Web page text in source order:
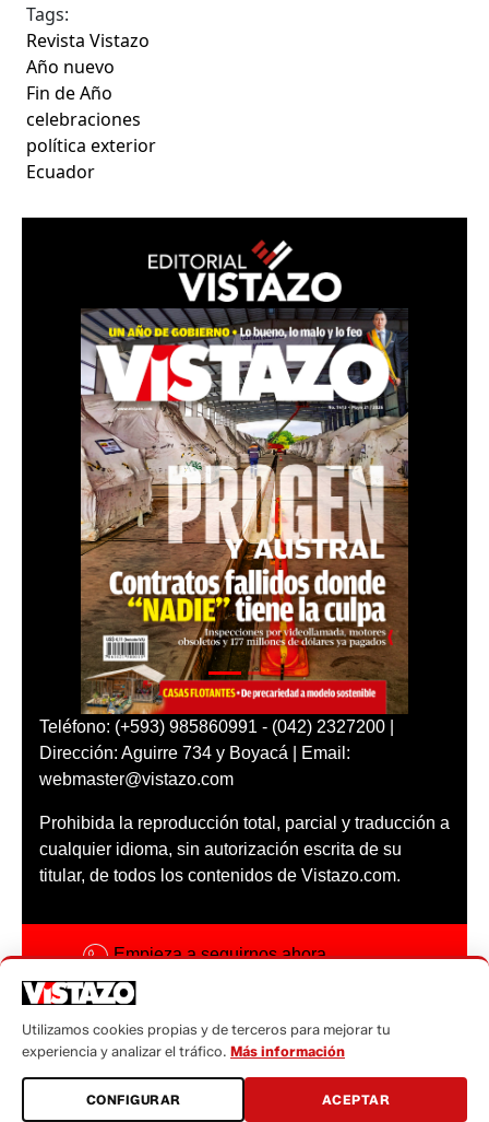
Tags:
Revista Vistazo
Año nuevo
Fin de Año
celebraciones
política exterior
Ecuador
Teléfono: (+593) 985860991 - (042) 2327200 |
Dirección: Aguirre 734 y Boyacá | Email:
webmaster@vistazo.com
Prohibida la reproducción total, parcial y traducción a
cualquier idioma, sin autorización escrita de su
titular, de todos los contenidos de Vistazo.com.
Empieza a seguirnos ahora
Código ética
Sugerencias a:
sugerencias@vistazo.com
Utilizamos cookies propias y de terceros para mejorar tu
experiencia y analizar el tráfico. Más información
CONFIGURAR ACEPTAR